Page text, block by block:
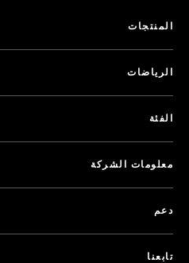
المنتجات
الرياضات
الفئة
معلومات الشركة
دعم
تابعنا